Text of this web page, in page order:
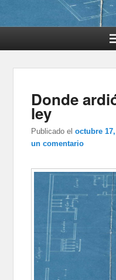
Donde
ley
Publicado el octubre
un comentario